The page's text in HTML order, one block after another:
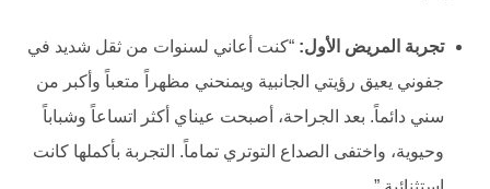
تجربة المريض الأول: “كنت أعاني لسنوات من ثقل شديد في
جفوني يعيق رؤيتي الجانبية ويمنحني مظهراً متعباً وأكبر من
سني دائماً. بعد الجراحة، أصبحت عيناي أكثر اتساعاً وشباباً
وحيوية، واختفى الصداع التوتري تماماً. التجربة بأكملها كانت